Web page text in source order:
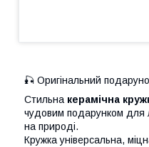
🎣 Оригінальний
Стильна керамічна
чудовим подарунком для
на природі.
Кружка універсальна,